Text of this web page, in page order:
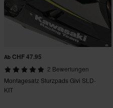
Ab CHF 47.95
2 Bewertungen
Montagesatz Sturzpads Givi SLD-
KIT